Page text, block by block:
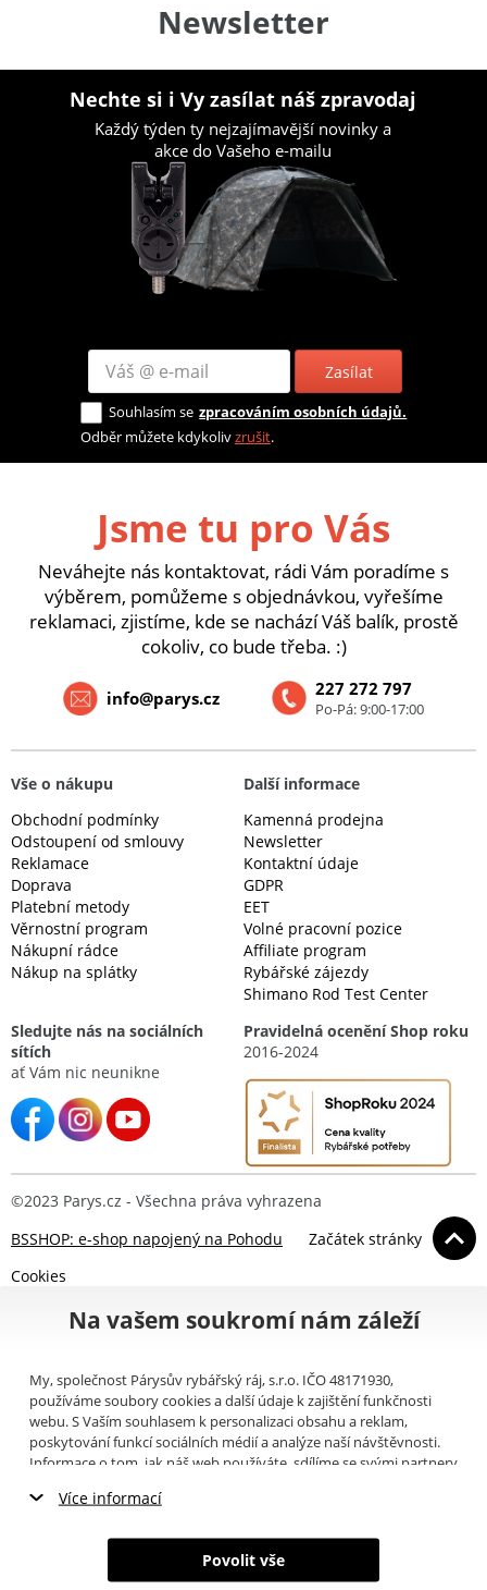
Newsletter
Nechte si i Vy zasílat náš zpravodaj
Každý týden ty nejzajímavější novinky a
akce do Vašeho e-mailu
Zasílat
Souhlasím se zpracováním osobních údajů.
Odběr můžete kdykolivzrušit.
Jsme tu pro Vás
Neváhejte nás kontaktovat, rádi Vám poradíme s
výběrem, pomůžeme s objednávkou, vyřešíme
reklamaci, zjistíme, kde se nachází Váš balík, prostě
cokoliv, co bude třeba. :)
227 272 797
Po-Pá: 9:00-17:00
info@parys.cz
Vše o nákupu
Obchodní podmínky
Odstoupení od smlouvy
Reklamace
Doprava
Platební metody
Věrnostní program
Nákupní rádce
Nákup na splátky
Další informace
Kamenná prodejna
Newsletter
Kontaktní údaje
GDPR
EET
Volné pracovní pozice
Affiliate program
Rybářské zájezdy
Shimano Rod Test Center
Sledujte nás na sociálních
sítích
ať Vám nic neunikne
Pravidelná ocenění Shop roku
2016-2024
©2023 Parys.cz - Všechna práva vyhrazena
BSSHOP: e-shop napojený na Pohodu
Začátek stránky
Cookies
Na vašem soukromí nám záleží
My, společnost Párysův rybářský ráj, s.r.o. IČO 48171930,
používáme soubory cookies a další údaje k zajištění funkčnosti
webu. S Vaším souhlasem k personalizaci obsahu a reklam,
poskytování funkcí sociálních médií a analýze naší návštěvnosti.
Informace o tom, jak náš web používáte, sdílíme se svými partnery
můžete přečíst, jak tyto informace Google používá. Partneři tyto
poskytli nebo které získali v důsledku toho, že používáte jejich
služby. Tyto údaje zahrnují cookies, data z dalších úložišť, IP
Více informací
Nezbytné cookies
Marketingové cookies
Povolit vše